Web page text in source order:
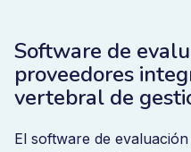
Software de
proveedores
vertebral de
El software de